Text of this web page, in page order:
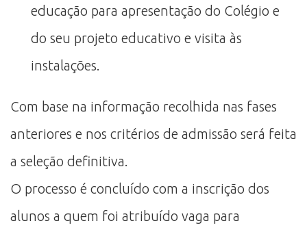
educação para apresentação do Colégio e
do seu projeto educativo e visita às
instalações.
Com base na informação recolhida nas fases
anteriores e nos critérios de admissão será feita
a seleção definitiva.
O processo é concluído com a inscrição dos
alunos a quem foi atribuído vaga para